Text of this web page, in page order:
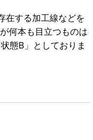
在する加工線などを
何本も目立つものは
態B」としておりま